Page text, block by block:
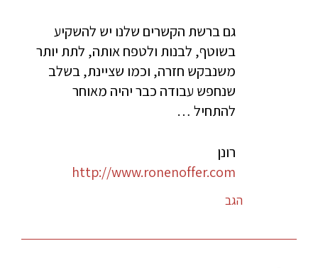
גם ברשת הקשרים שלנו יש להשקיע
בשוטף, לבנות ולטפח אותה, לתת יותר
משנבקש חזרה, וכמו שציינת, בשלב
שנחפש עבודה כבר יהיה מאוחר
להתחיל …
רונן
http://www.ronenoffer.com
הגב